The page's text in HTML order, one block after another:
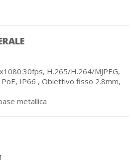
H.265/H.264/MJPEG,
IP66 , Obiettivo fisso 2.8mm,
metallica